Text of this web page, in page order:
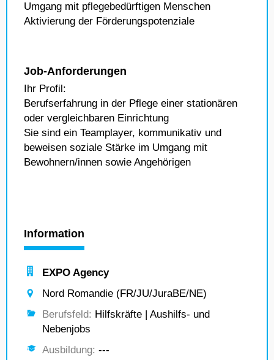
Umgang mit pflegebedürftigen Menschen
Aktivierung der Förderungspotenziale
Job-Anforderungen
Ihr Profil:
Berufserfahrung in der Pflege einer stationären
oder vergleichbaren Einrichtung
Sie sind ein Teamplayer, kommunikativ und
beweisen soziale Stärke im Umgang mit
Bewohnern/innen sowie Angehörigen
Information
EXPO Agency
Nord Romandie (FR/JU/JuraBE/NE)
Berufsfeld: Hilfskräfte | Aushilfs- und
Nebenjobs
Ausbildung: ---